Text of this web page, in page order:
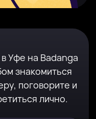
Уфе на Badanga
знакомиться
поговорите и
лично.